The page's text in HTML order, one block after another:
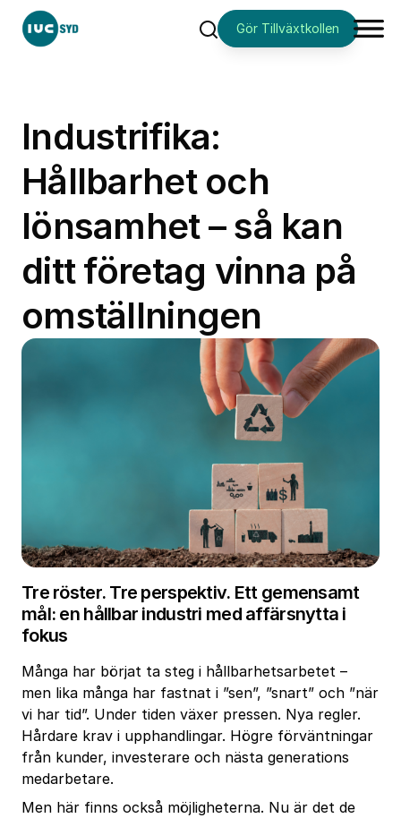
SökGör Tillväxtkollen
Industrifika:
Hållbarhet och
lönsamhet – så kan
ditt företag vinna på
omställningen
Tre röster. Tre perspektiv. Ett gemensamt
mål: en hållbar industri med affärsnytta i
fokus
Många har börjat ta steg i hållbarhetsarbetet –
men lika många har fastnat i ”sen”, ”snart” och ”när
vi har tid”. Under tiden växer pressen. Nya regler.
Hårdare krav i upphandlingar. Högre förväntningar
från kunder, investerare och nästa generations
medarbetare.
Men här finns också möjligheterna. Nu är det de